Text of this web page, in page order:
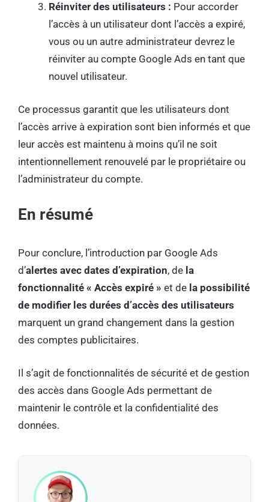
Réinviter des utilisateurs : Pour accorder
l’accès à un utilisateur dont l’accès a expiré,
vous ou un autre administrateur devrez le
réinviter au compte Google Ads en tant que
nouvel utilisateur.
Ce processus garantit que les utilisateurs dont
l’accès arrive à expiration sont bien informés et que
leur accès est maintenu à moins qu’il ne soit
intentionnellement renouvelé par le propriétaire ou
l’administrateur du compte.
En résumé
Pour conclure, l’introduction par Google Ads
d’alertes avec dates d’expiration, de la
fonctionnalité « Accès expiré » et de la possibilité
de modifier les durées d’accès des utilisateurs
marquent un grand changement dans la gestion
des comptes publicitaires.
Il s’agit de fonctionnalités de sécurité et de gestion
des accès dans Google Ads permettant de
maintenir le contrôle et la confidentialité des
données.